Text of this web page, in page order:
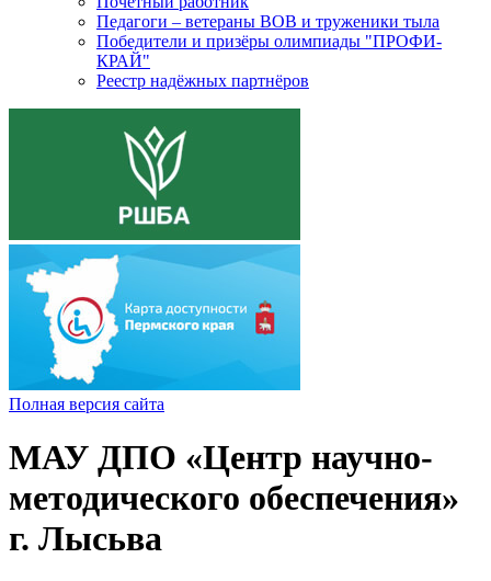
Педагоги – ветераны ВОВ и труженики тыла
Победители и призёры олимпиады "ПРОФИ-
КРАЙ"
Реестр надёжных партнёров
Полная версия сайта
МАУ ДПО «Центр научно-
методического обеспечения»
г. Лысьва